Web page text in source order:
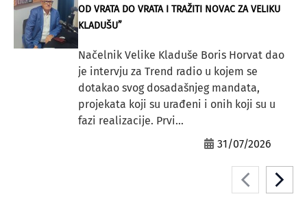
OD VRATA DO VRATA I TRAŽITI NOVAC ZA VELIKU
KLADUŠU”
Načelnik Velike Kladuše Boris Horvat dao
je intervju za Trend radio u kojem se
dotakao svog dosadašnjeg mandata,
projekata koji su urađeni i onih koji su u
fazi realizacije. Prvi...
31/07/2026